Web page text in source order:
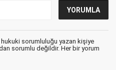
hukuki sorumluluğu yazan kişiye
sorumlu değildir. Her bir yorum